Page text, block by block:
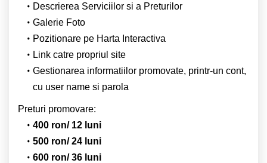
Descrierea Serviciilor si a Preturilor
Galerie Foto
Pozitionare pe Harta Interactiva
Link catre propriul site
Gestionarea informatiilor promovate, printr-un cont,
cu user name si parola
Preturi promovare:
400 ron/ 12 luni
500 ron/ 24 luni
600 ron/ 36 luni